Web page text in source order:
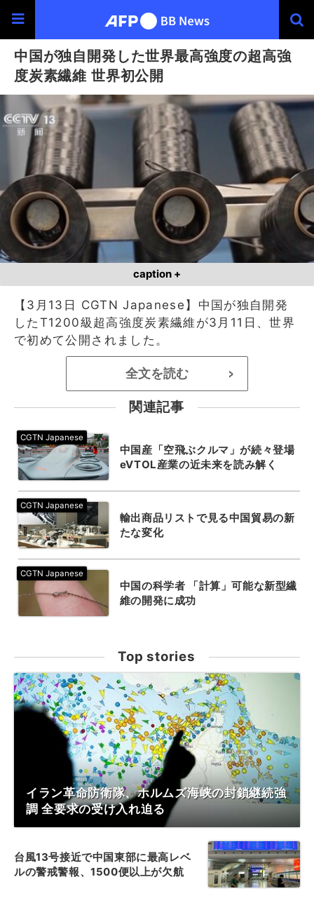
中国が独自開発した世界最高強度の超高強
度炭素繊維 世界初公開
caption +
【3月13日 CGTN Japanese】中国が独自開発
したT1200級超高強度炭素繊維が3月11日、世界
で初めて公開されました。
全文を読む >
関連記事
中国産「空飛ぶクルマ」が続々登場
eVTOL産業の近未来を読み解く
輸出商品リストで見る中国貿易の新
たな変化
中国の科学者 「計算」可能な新型繊
維の開発に成功
Top stories
イラン革命防衛隊、ホルムズ海峡の封鎖継続強
調 全要求の受け入れ迫る
台風13号接近で中国東部に最高レベ
ルの警戒警報、1500便以上が欠航